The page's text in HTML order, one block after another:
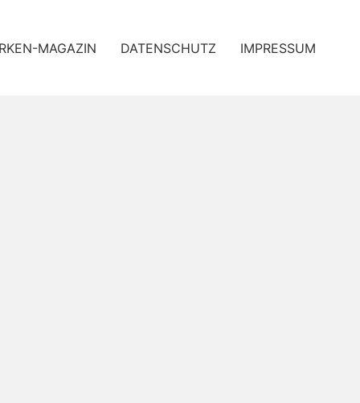
MAGAZIN DATENSCHUTZ IMPRESSUM